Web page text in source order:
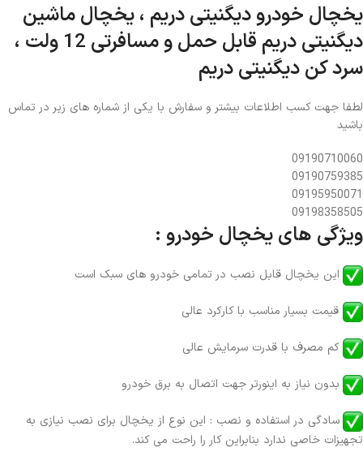
یخچال خودرو دیگنیتی دریم ، یخچال ماشین
دیگنیتی دریم قابل حمل و مسافرتی 12 ولت ،
سرد کن دیگنیتی دریم
لطفا جهت کسب اطلاعات بیشتر و سفارش با یکی از شماره های زیر در تماس
باشید
09190710060
09190759385
09195950071
09198358505
ویژگی های یخچال خودرو :
این یخچال قابل نصب در تمامی خودرو های سبک است
قیمت بسیار مناسب با کارکرد عالی
کم مصرف با قدرت سرمایش عالی
بدون نیاز به اینورتر جهت اتصال به برق خودرو
سادگی در استفاده و نصب : این نوع از یخچال برای نصب نیازی به
تجهیزات خاصی ندارد بنابراین کار را راحت می کند.